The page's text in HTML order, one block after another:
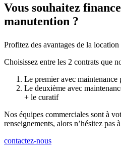
Vous souhaitez
manutention ?
Profitez des avantages de la
Choisissez entre les 2 contrats que
Le premier avec maintenance
Le deuxième avec
+ le curatif
Nos équipes commerciales sont à
renseignements, alors n’hésitez pas
contactez-nous